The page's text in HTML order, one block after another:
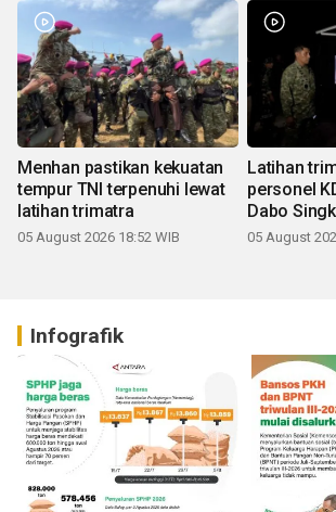
Menhan pastikan kekuatan
tempur TNI terpenuhi lewat
latihan trimatra
05 August 2026 18:52 WIB
Latihan
personel
Dabo
05 August
Infografik